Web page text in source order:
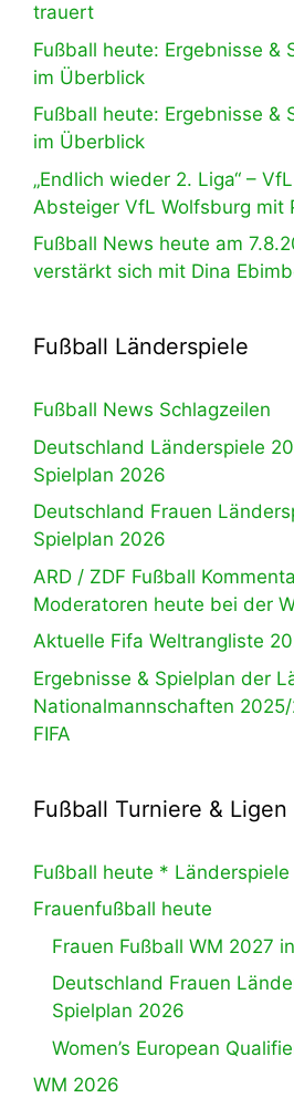
trauert
Fußball heute: Ergebnisse &
im Überblick
Fußball heute: Ergebnisse &
im Überblick
„Endlich wieder 2. Liga“ –
Absteiger VfL Wolfsburg mit
Fußball News heute am
verstärkt sich mit Dina
Fußball Länderspiele
Fußball News Schlagzeilen
Deutschland Länderspiele
Spielplan 2026
Deutschland Frauen
Spielplan 2026
ARD / ZDF Fußball
Moderatoren heute bei der
Aktuelle Fifa Weltrangliste
Ergebnisse & Spielplan der
Nationalmannschaften 2025/
FIFA
Fußball Turniere & Ligen
Fußball heute *
Frauenfußball heute
Frauen Fußball WM 2027
Deutschland Frauen
Spielplan 2026
Women’s European
WM 2026